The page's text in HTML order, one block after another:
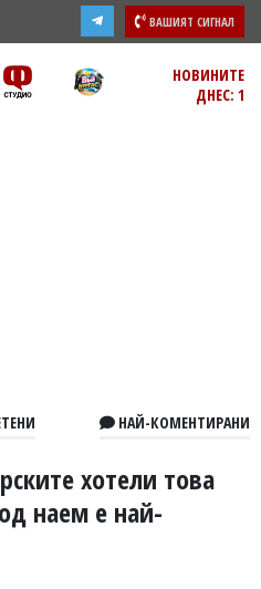
ВАШИЯТ СИГНАЛ
НОВИНИТЕ
ДНЕС: 1
НАЙ-КОМЕНТИРАНИ
хотели това
наем е най-